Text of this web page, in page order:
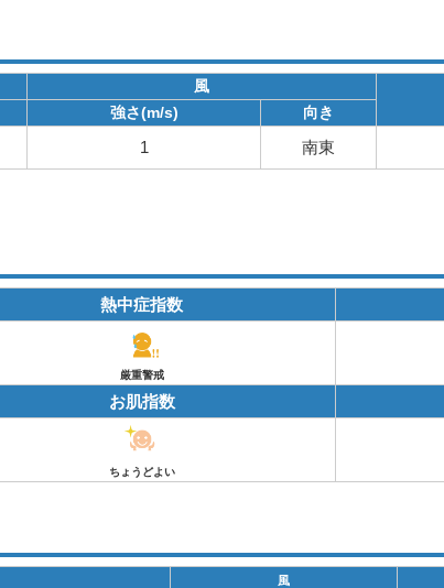
風
強さ(m/s) 向き
1 南東
熱中症指数
厳重警戒
お肌指数
ちょうどよい
風